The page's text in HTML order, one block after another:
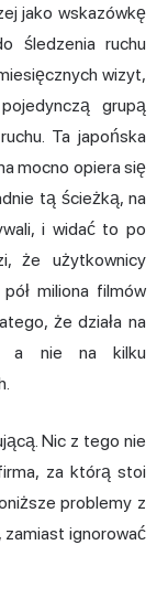
jako wskazówkę
śledzenia ruchu
wizyt,
grupą
Ta japońska
mocno opiera się
tą ścieżką, na
i widać to po
że użytkownicy
miliona filmów
że działa na
a nie na kilku
Nic z tego nie
za którą stoi
problemy z
ignorować